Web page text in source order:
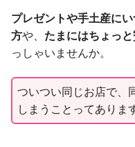
プレゼントや手土産に
方や、 たまにはちょっ
っしゃいませんか。
ついつい同じお店で、
しまうことってありま